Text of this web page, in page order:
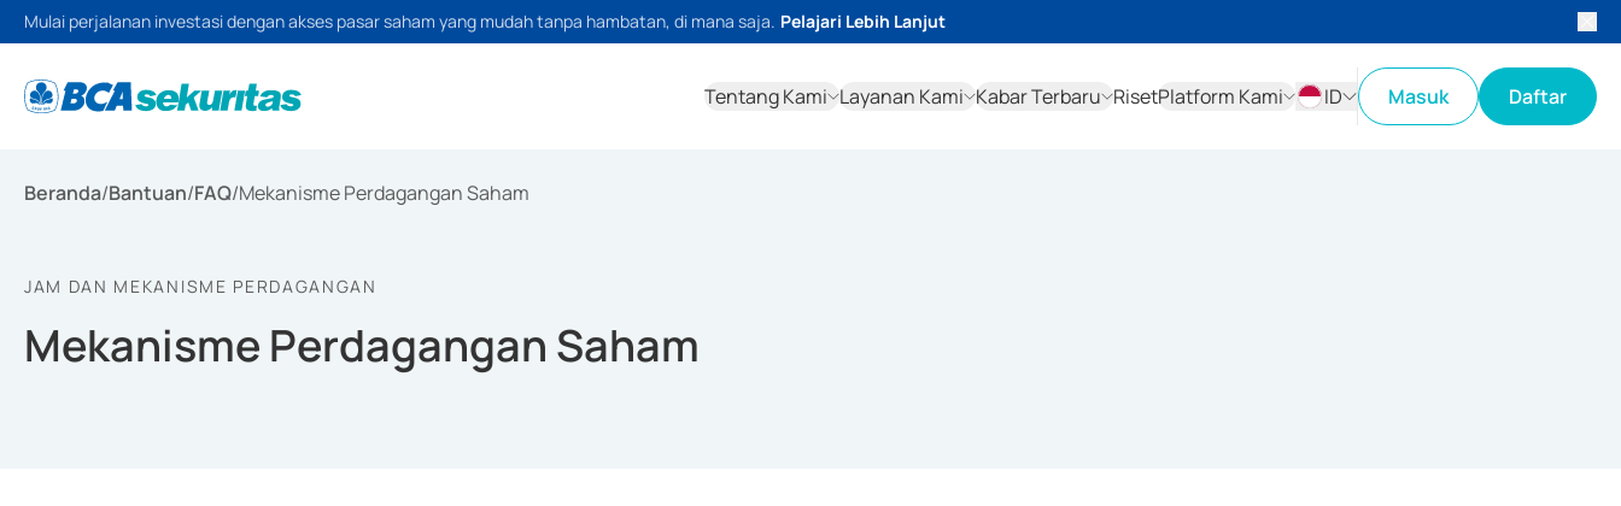
Mulai perjalanan investasi dengan akses pasar saham yang mudah tanpa hambatan, di mana saja. Pelajari Lebih Lanjut
Tentang Kami Layanan Kami Kabar Terbaru RisetPlatform Kami
ID
Masuk Daftar
Beranda/Bantuan/FAQ/Mekanisme Perdagangan Saham
JAM DAN MEKANISME PERDAGANGAN
Mekanisme Perdagangan Saham